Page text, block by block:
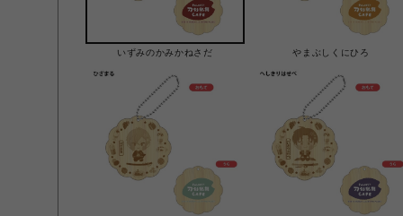
いずみのかみかねさだ やまぶしくにひろ